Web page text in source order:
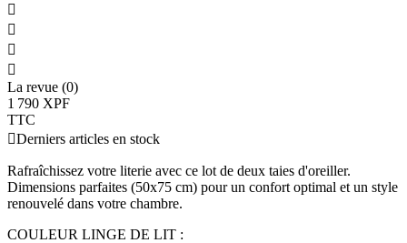




La revue (0)
1 790 XPF
TTC
Derniers articles en stock
Rafraîchissez votre literie avec ce lot de deux taies d'oreiller.
Dimensions parfaites (50x75 cm) pour un confort optimal et un style
renouvelé dans votre chambre.
COULEUR LINGE DE LIT :